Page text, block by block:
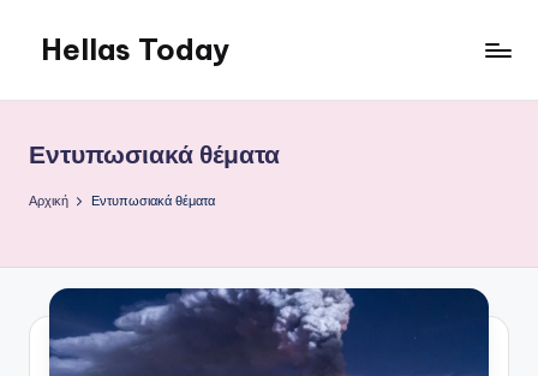
Μετάβαση
περιεχόμενο
Hellas Today
Εντυπωσιακά θέματα
Αρχική Εντυπωσιακά θέματα